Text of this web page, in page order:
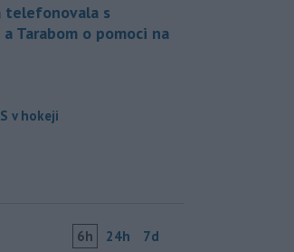
telefonovala s
Tarabom o pomoci na
v hokeji
6h 24h 7d